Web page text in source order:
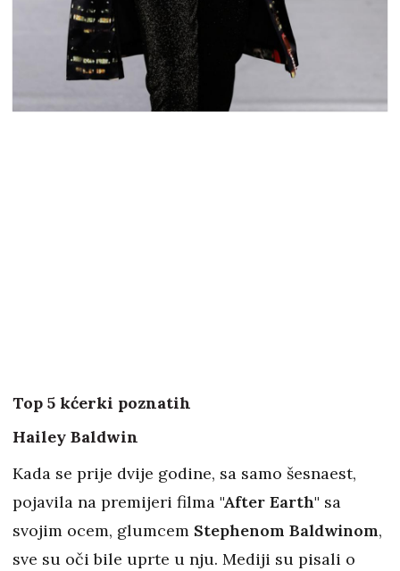
Top 5 kćerki poznatih
Hailey Baldwin
Kada se prije dvije godine, sa samo šesnaest,
pojavila na premijeri filma "After Earth" sa
svojim ocem, glumcem Stephenom Baldwinom,
sve su oči bile uprte u nju. Mediji su pisali o